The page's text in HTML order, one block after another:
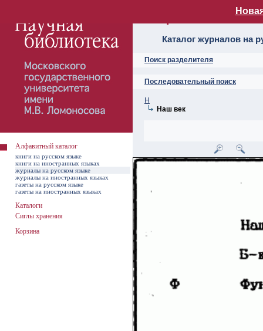
Алфавитный
Каталог журналов на
Поиск разделителя
Последовательный поиск
Н
Наш век
Алфавитный каталог
книги на русском языке
книги на иностранных языках
журналы на русском языке
журналы на иностранных языках
газеты на русском языке
газеты на иностранных языках
Каталоги
Сиглы хранения
Корзина